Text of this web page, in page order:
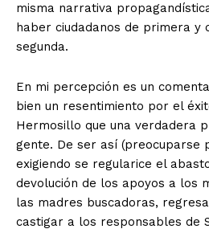
misma narrativa
haber ciudadanos de primera y
segunda.
En mi percepción es un
bien un resentimiento por el
Hermosillo que una verdadera
gente. De ser así (preocuparse
exigiendo se regularice el
devolución de los apoyos a los
las madres buscadoras,
castigar a los responsables de